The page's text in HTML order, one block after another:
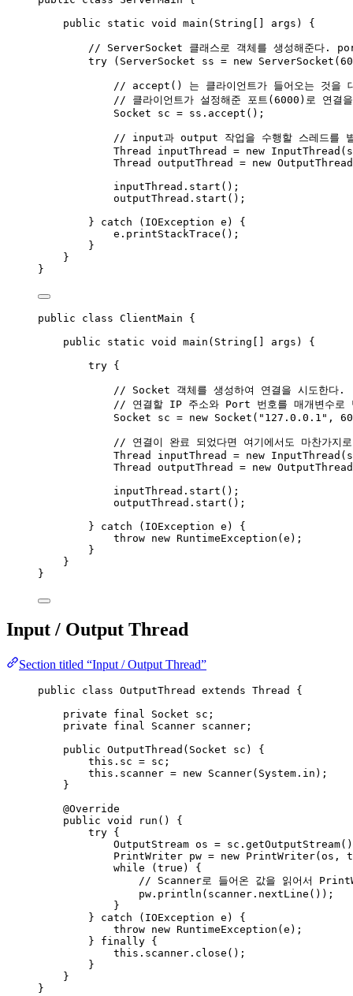
public
static void main ( String [] args ) {
// ServerSocket 클래스로 객체를 생성해준다.
try ( ServerSocket ss = new ServerSocket (
// accept() 는 클라이언트가 들어오는 것을
// 클라이언트가 설정해준 포트(6000)로 연결
Socket
sc = ss . accept () ;
// input과 output 작업을 수행할 스레드를 별
Thread
inputThread = new InputThread (
Thread
outputThread = new OutputThread
inputThread . start () ;
outputThread . start () ;
} catch ( IOException e )
{
e . printStackTrace () ;
}
}
}
public class ClientMain {
public
static void main ( String [] args )
{
try {
// Socket 객체를 생성하여 연결을 시도한다.
// 연결할 IP 주소와 Port 번호를 매개변수로
Socket
sc = new Socket ( " 127.0.0.1 " ,
// 연결이 완료 되었다면 여기에서도 마찬가
Thread
inputThread = new InputThread (
Thread
outputThread = new OutputThread
inputThread . start () ;
outputThread . start () ;
} catch ( IOException e )
{
throw new RuntimeException (e ) ;
}
}
}
Input / Output Thread
Section titled “Input / Output Thread”
public class OutputThread extends Thread
{
private
final Socket sc ;
private
final Scanner scanner ;
public OutputThread ( Socket sc )
{
this . sc = sc;
this . scanner = new Scanner( System . in ) ;
}
@Override
public void run ()
{
try {
OutputStream os = sc . getOutputStream()
PrintWriter pw = new PrintWriter( os,
while ( true ) {
// Scanner로 들어온 값을 읽어서
pw . println ( scanner . nextLine ()) ;
}
} catch ( IOException e )
{
throw new RuntimeException ( e ) ;
} finally {
this . scanner . close () ;
}
}
}